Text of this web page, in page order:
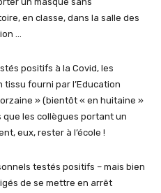
en classe, dans la salle des
…
positifs à la Covid, les
fourni par l’Education
» (bientôt « en huitaine »
les collègues portant un
eux, rester à l’école !
testés positifs – mais bien
de se mettre en arrêt